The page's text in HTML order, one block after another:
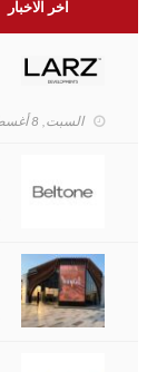
اخر الاخبار
السبت, 8 أغسطس 2026